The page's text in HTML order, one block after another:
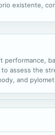
existente,
assess the
and